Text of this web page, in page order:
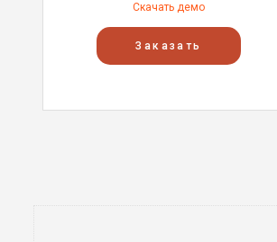
Скачать демо
Заказать